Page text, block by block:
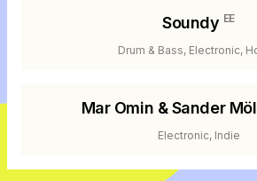
Soundy EE
Drum & Bass, Electronic,
Mar Omin & Sander
Electronic, Indie